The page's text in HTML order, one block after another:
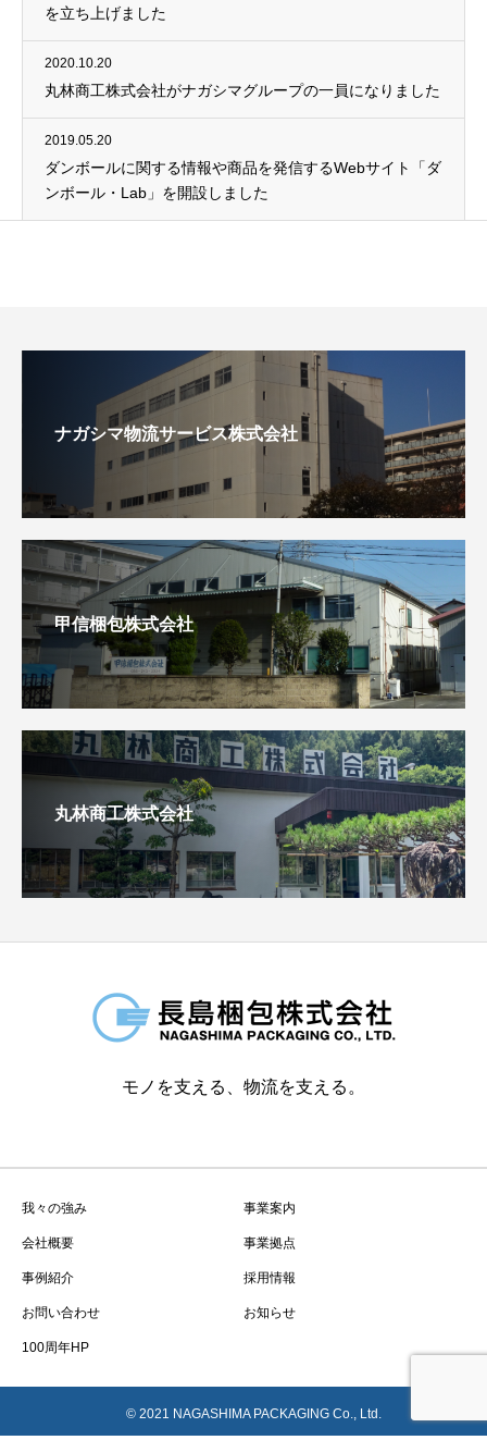
を立ち上げました
2020.10.20
丸林商工株式会社がナガシマグループの一員になりました
2019.05.20
ダンボールに関する情報や商品を発信するWebサイト「ダ
ンボール・Lab」を開設しました
ナガシマ物流サービス株式会社
甲信梱包株式会社
丸林商工株式会社
モノを支える、物流を支える。
我々の強み 事業案内
会社概要 事業拠点
事例紹介 採用情報
お問い合わせ お知らせ
100周年HP
© 2021 NAGASHIMA PACKAGING Co., Ltd.
お問い合わせ